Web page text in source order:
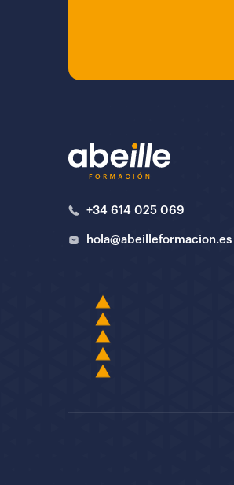
+34 614 025 069
hola@abeilleformacion.es